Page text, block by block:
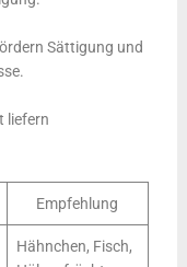
Sättigung und
liefern
Empfehlung
Hähnchen, Fisch,